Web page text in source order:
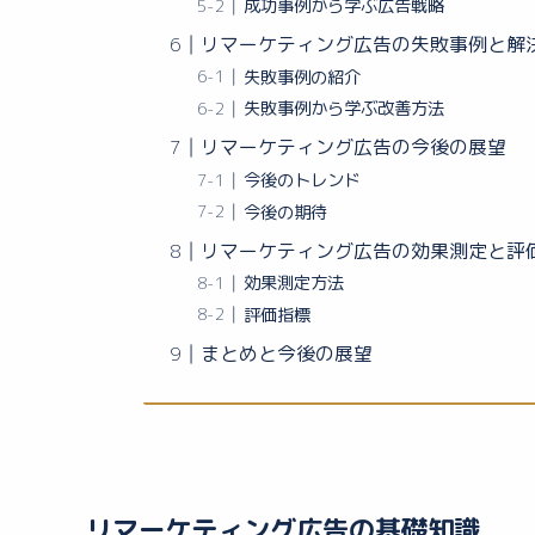
成功事例から学ぶ広告戦略
リマーケティング広告の失敗事例と解
失敗事例の紹介
失敗事例から学ぶ改善方法
リマーケティング広告の今後の展望
今後のトレンド
今後の期待
リマーケティング広告の効果測定と評
効果測定方法
評価指標
まとめと今後の展望